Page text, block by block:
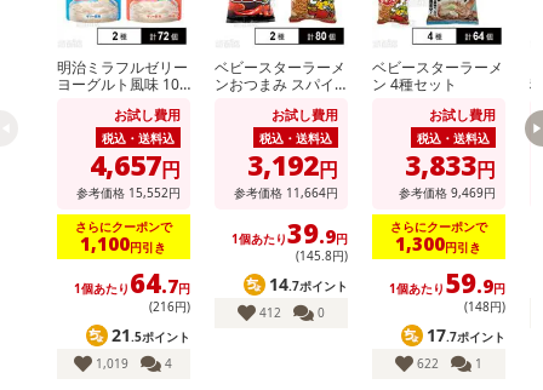
・賞味期限：製造日より90日
・原産国（最終加工地）：最終加工地 日本
・原材料/材質/素材：魚肉すり身（魚肉、砂糖）、ごま、水飴、で
ん粉、砂糖、食塩、ゼラチン、植物たん白、醸造酢、植物油脂、醤
油、寒天、わさびシーズニング／ソルビトール、調味料（アミノ酸
等）、香料、クチナシ色素、
・アレルギー表示：（一部に小麦、大豆、ゼラチン、ごまを含む）
・お召し上がり方：ツンとくるわさびの風味の乾燥すり身と、サン
ドしたごまの香ばしさが大変美味しい逸品です。お酒の肴に最適で
・その他商品仕様：※製品の黒い繊維・斑点は、原材料として使用
している魚の一部で異物ではありません ※栄養成分表示 100gあた
り エネルギー 359kcal たんぱく質 17.8g 脂質 9.8g 炭水
明治ミラフルゼリー
ヨーグルト風味 100
ト風味 100gお試し費用
税込・送料込
4,657円
参考価格 15,552円
さらにクーポンで
1,100円引き
1個あたり 64.7円
(216円)
21 .5ポイント
1,019
4
ベビースターラーメ
ンおつまみ スパイ
ベビースターラーメ
ン コクうまチキン
味 64g
お試し費用
税込・送料込
3,192円
参考価格 11,664円
1個あたり39.9円
(145.8円)
14.7ポイント
412
0
ベビースターラーメ
ン 4種セット
お試し費用
税込・送料込
3,833円
参考価格 9,469円
さらにクーポンで
1,300円引き
1個あたり 59.9円
(148円)
17.7ポイント
622
1